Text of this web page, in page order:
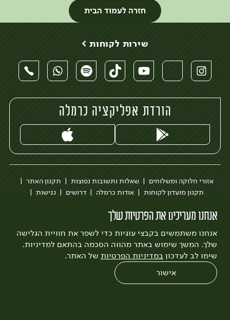
חזרה לעמוד הבית
אנחנו מעריכים את הפרטיות שלך
אנחנו משתמשים בקבצי עוגיות כדי לשפר את חוויית הגלישה
שלך. המשך שימוש באתר מהווה הסכמה בהתאם למדיניות.
שימו לב לעדכון במדיניות הפרטיות של האתר.
אישור
שירות לקוחות >
הורדת אפליקציה כרמלה
אזורי חלוקה ומשלוחים שאלות ותשובות נפוצות
תקנון האתר
תקנון מועדון לקוחות
אודות כרמלה דרושים
נגישות
לצפייה בעדכון מדיניות פרטיות
עיצוב:3bears פיתוח:Quatro